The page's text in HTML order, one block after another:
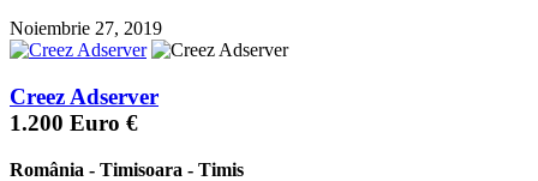
Noiembrie 27, 2019
Creez Adserver
1.200 Euro €
România - Timisoara - Timis